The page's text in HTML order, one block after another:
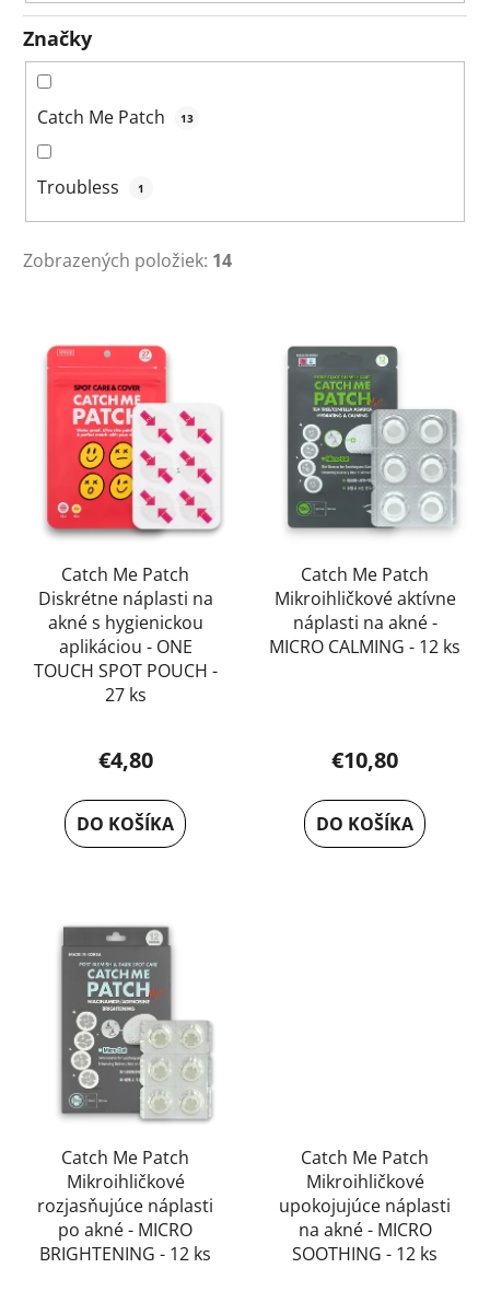
Značky
Catch Me Patch 13
Troubless 1
Zobrazených položiek: 14
Catch Me Patch
Diskrétne náplasti na
akné s hygienickou
aplikáciou - ONE
TOUCH SPOT POUCH -
27 ks
€4,80
DO KOŠÍKA
Catch Me Patch
Mikroihličkové aktívne
náplasti na akné -
MICRO CALMING - 12 ks
€10,80
DO KOŠÍKA
Catch Me Patch
Mikroihličkové
rozjasňujúce náplasti
po akné - MICRO
BRIGHTENING - 12 ks
Catch Me Patch
Mikroihličkové
upokojujúce náplasti
na akné - MICRO
SOOTHING - 12 ks